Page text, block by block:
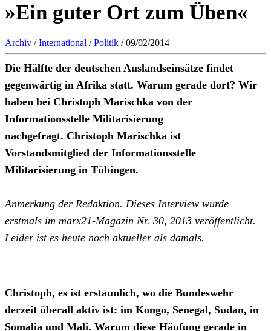
»Ein guter Ort zum Üben«
Archiv /International /Politik / 09/02/2014
Die Hälfte der deutschen Auslandseinsätze findet
gegenwärtig in Afrika statt. Warum gerade dort? Wir
haben bei Christoph Marischka von der
Informationsstelle Militarisierung
nachgefragt. Christoph Marischka ist
Vorstandsmitglied der Informationsstelle
Militarisierung in Tübingen.
Anmerkung der Redaktion. Dieses Interview wurde
erstmals im marx21-Magazin Nr. 30, 2013 veröffentlicht.
Leider ist es heute noch aktueller als damals.
Christoph, es ist erstaunlich, wo die Bundeswehr
derzeit überall aktiv ist: im Kongo, Senegal, Sudan, in
Somalia und Mali. Warum diese Häufung gerade in